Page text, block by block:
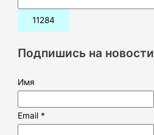
и
:Подпишись на новости
Имя
Email *